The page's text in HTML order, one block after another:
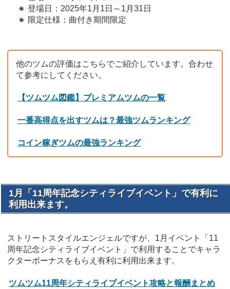
登場日：2025年1月1日～1月31日
限定仕様：曲付き期間限定
他のツムの評価はこちらでご紹介しています。合わせ
て参考にしてください。
【ツムツム図鑑】プレミアムツムの一覧
一番高得点を出すツムは？最強ツムランキング
コイン稼ぎツムの最強ランキング
1月「11周年記念シティライブイベント」で有利に
利用出来ます。
ストリートスタイルエンジェルですが、1月イベント「11
周年記念シティライブイベント」で利用することでキャラ
クターボーナスをもらえ有利に利用出来ます。
ツムツム11周年シティライブイベント攻略と報酬まとめ